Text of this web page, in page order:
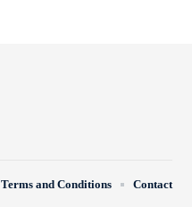
Terms and Conditions Contact